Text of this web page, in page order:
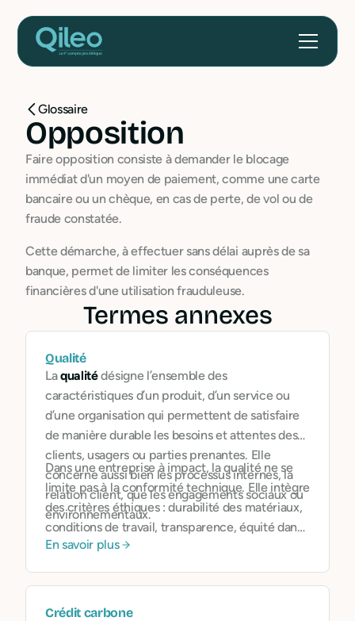
Glossaire
Opposition
Faire opposition consiste à demander le blocage
immédiat d'un moyen de paiement, comme une carte
bancaire ou un chèque, en cas de perte, de vol ou de
fraude constatée.
Cette démarche, à effectuer sans délai auprès de sa
banque, permet de limiter les conséquences
financières d'une utilisation frauduleuse.
Termes annexes
Qualité
Laqualitédésigne l’ensemble des
caractéristiques d’un produit, d’un service ou
d’une organisation qui permettent de satisfaire
de manière durable les besoins et attentes des
clients, usagers ou parties prenantes. Elle
concerne aussi bien les processus internes, la
relation client, que les engagements sociaux ou
environnementaux.
Dans une entreprise à impact, la qualité ne se
limite pas à la conformité technique. Elle intègre
des critères éthiques : durabilité des matériaux,
conditions de travail, transparence, équité dans
la chaîne de valeur, et écoute des bénéficiaires.
En savoir plus
Crédit carbone